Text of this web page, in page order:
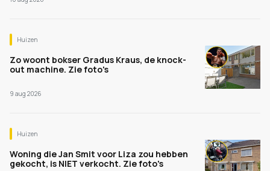
Huizen
Zo woont bokser Gradus Kraus, de knock-
out machine. Zie foto's
9 aug 2026
Huizen
Woning die Jan Smit voor Liza zou hebben
gekocht, is NIET verkocht. Zie foto's